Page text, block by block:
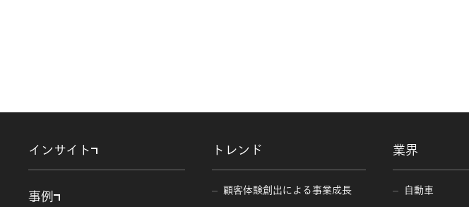
5.個人情報の取り扱いの委託
ムズ株式会社を含む。）に委託する場合があります。
インサイト
事例
トレンド
顧客体験創出による事業成長
業界
自動車